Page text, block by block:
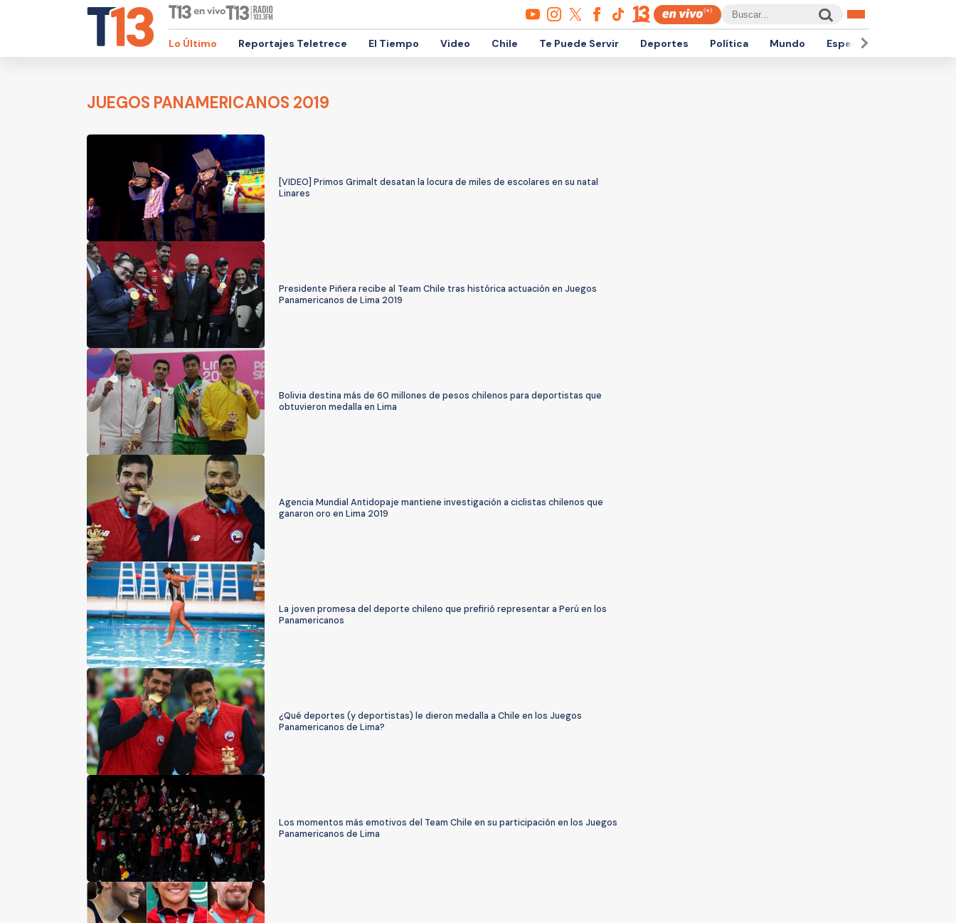
Lo Último Reportajes Teletrece El Tiempo Video Chile Te Puede Servir Deportes Política Mundo Espectáculos
JUEGOS PANAMERICANOS 2019
[VIDEO] Primos Grimalt desatan la locura de miles de escolares en su natal
Linares
Presidente Piñera recibe al Team Chile tras histórica actuación en Juegos
Panamericanos de Lima 2019
Bolivia destina más de 60 millones de pesos chilenos para deportistas que
obtuvieron medalla en Lima
Agencia Mundial Antidopaje mantiene investigación a ciclistas chilenos que
ganaron oro en Lima 2019
La joven promesa del deporte chileno que prefirió representar a Perú en los
Panamericanos
¿Qué deportes (y deportistas) le dieron medalla a Chile en los Juegos
Panamericanos de Lima?
Los momentos más emotivos del Team Chile en su participación en los Juegos
Panamericanos de Lima